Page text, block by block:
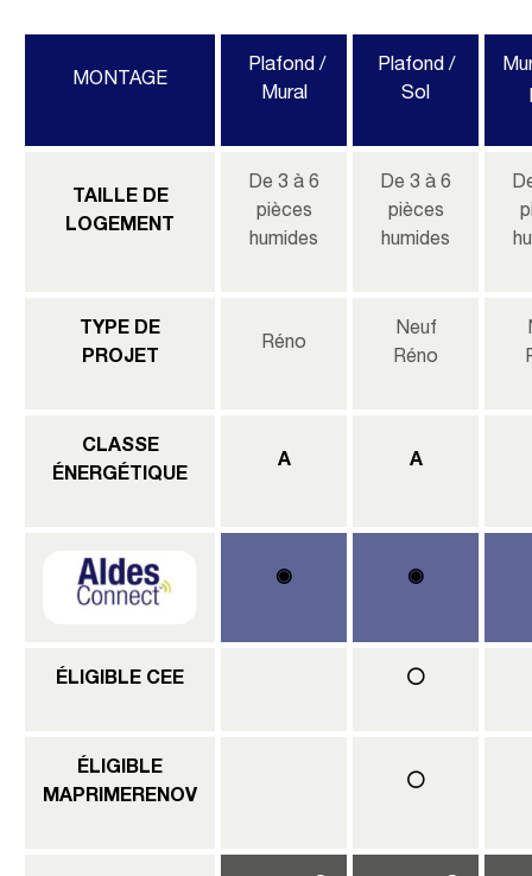
MONTAGE
Plafond /
Mural
Plafond /
Sol
TAILLE DE
LOGEMENT
De 3 à 6
pièces
humides
De 3 à 6
pièces
humides
TYPE DE
PROJET
Réno
Neuf
Réno
CLASSE
ÉNERGÉTIQUE
A A
◉ ◉
ÉLIGIBLE CEE ⚪
ÉLIGIBLE
MAPRIMERENOV
⚪